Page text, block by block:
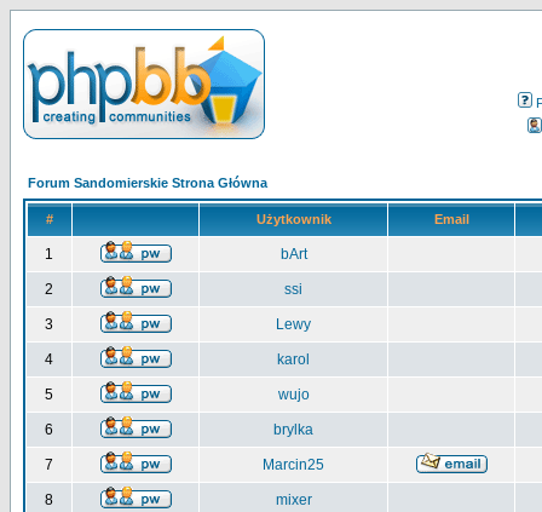
Forum Sandomierskie Strona Główna
# Użytkownik Email
1 bArt
2 ssi
3 Lewy
4 karol
5 wujo
6 brylka
7 Marcin25
8 mixer